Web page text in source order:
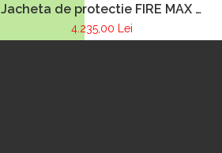
Jacheta de protectie FIRE MAX 3
albastru inchis, NOMEX®
TOUGHT
4.235,00 Lei